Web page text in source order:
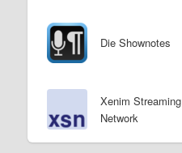
Die Shownotes
Xenim Streaming
Network